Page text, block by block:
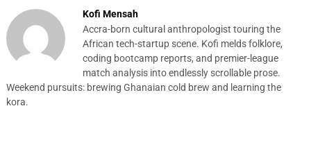
Kofi Mensah
Accra-born cultural anthropologist touring the
African tech-startup scene. Kofi melds folklore,
coding bootcamp reports, and premier-league
match analysis into endlessly scrollable prose.
Weekend pursuits: brewing Ghanaian cold brew and learning the
kora.